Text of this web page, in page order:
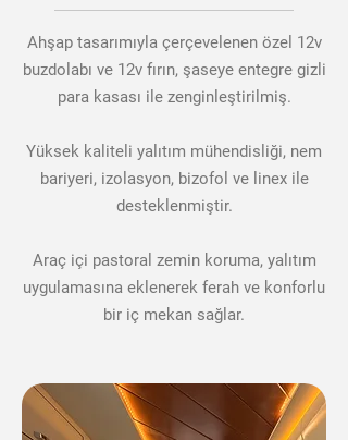
Ahşap tasarımıyla çerçevelenen özel 12v
buzdolabı ve 12v fırın, şaseye entegre gizli
para kasası ile zenginleştirilmiş.
Yüksek kaliteli yalıtım mühendisliği, nem
bariyeri, izolasyon, bizofol ve linex ile
desteklenmiştir.
Araç içi pastoral zemin koruma, yalıtım
uygulamasına eklenerek ferah ve konforlu
bir iç mekan sağlar.